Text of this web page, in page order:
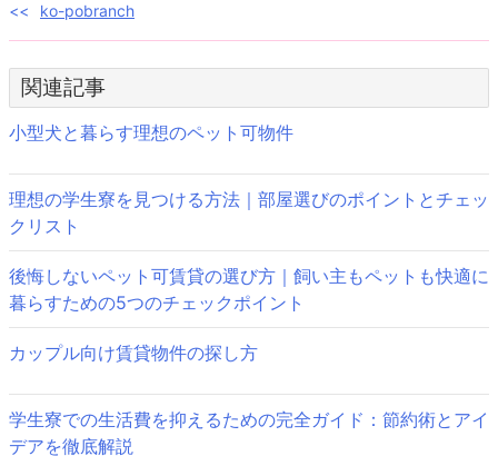
投
ナ
ビ
ゲ
ー
シ
ョ
ン
ko-pobranch
関連記事
小型犬と暮らす理想のペット可物件
理想の学生寮を見つける方法｜部屋選びのポイントとチェッ
クリスト
後悔しないペット可賃貸の選び方｜飼い主もペットも快適に
暮らすための5つのチェックポイント
カップル向け賃貸物件の探し方
学生寮での生活費を抑えるための完全ガイド：節約術とアイ
デアを徹底解説